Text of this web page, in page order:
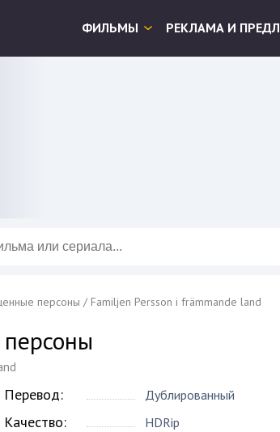
ФИЛЬМЫ РЕКЛАМА И
персоны / Familjen Persson i främmande land
Перевод: Дублированный
Качество: HDRip